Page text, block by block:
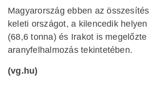
Magyarország ebben az
keleti országot, a kilencedik
(68,6 tonna) és Irakot is
aranyfelhalmozás tekintetében.
(vg.hu)